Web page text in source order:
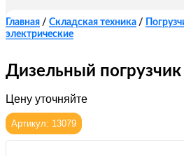
Главная / Складская техника /
электрические
Дизельный погрузчик
Цену уточняйте
Артикул: 13079